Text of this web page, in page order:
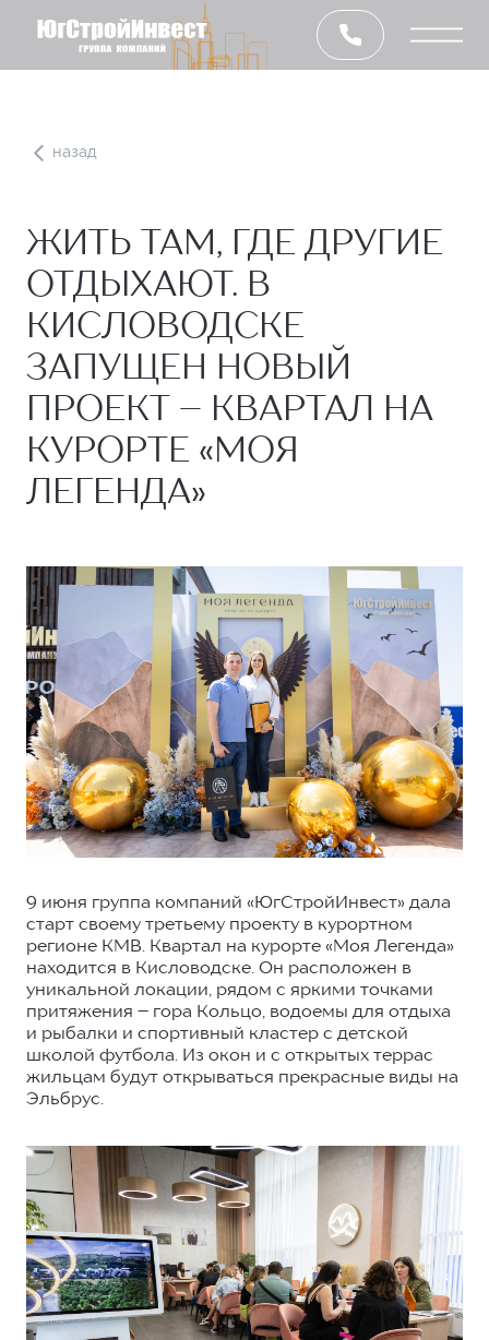
назад
ЖИТЬ ТАМ, ГДЕ ДРУГИЕ
ОТДЫХАЮТ. В
КИСЛОВОДСКЕ
ЗАПУЩЕН НОВЫЙ
ПРОЕКТ – КВАРТАЛ НА
КУРОРТЕ «МОЯ
ЛЕГЕНДА»
9 июня группа компаний «ЮгСтройИнвест» дала
старт своему третьему проекту в курортном
регионе КМВ. Квартал на курорте «Моя Легенда»
находится в Кисловодске. Он расположен в
уникальной локации, рядом с яркими точками
притяжения – гора Кольцо, водоемы для отдыха
и рыбалки и спортивный кластер с детской
школой футбола. Из окон и с открытых террас
жильцам будут открываться прекрасные виды на
Эльбрус.